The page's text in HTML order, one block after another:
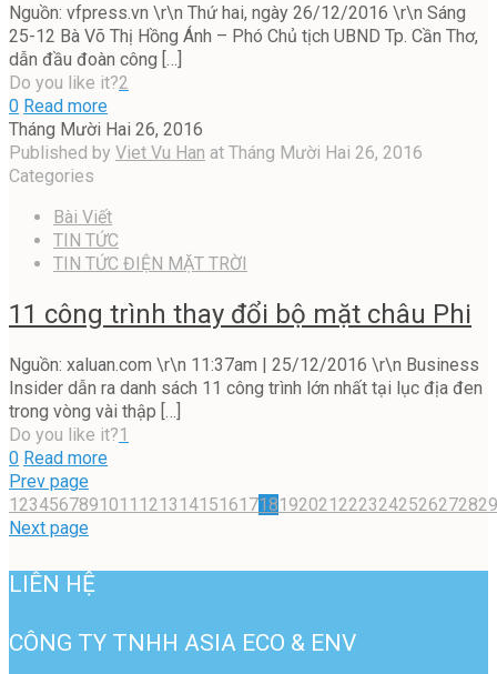
Nguồn: vfpress.vn \r\n Thứ hai, ngày 26/12/2016 \r\n Sáng
25-12 Bà Võ Thị Hồng Ánh – Phó Chủ tịch UBND Tp. Cần Thơ,
dẫn đầu đoàn công […]
Do you like it?2
0 Read more
Tháng Mười Hai 26, 2016
Published by Viet Vu Han at Tháng Mười Hai 26, 2016
Categories
Bài Viết
TIN TỨC
TIN TỨC ĐIỆN MẶT TRỜI
11 công trình thay đổi bộ mặt châu Phi
Nguồn: xaluan.com \r\n 11:37am | 25/12/2016 \r\n Business
Insider dẫn ra danh sách 11 công trình lớn nhất tại lục địa đen
trong vòng vài thập […]
Do you like it?1
0 Read more
Prev page
1 234567891011 12131415161718192021 2223242526272829
Next page
LIÊN HỆ
CÔNG TY TNHH ASIA ECO & ENV